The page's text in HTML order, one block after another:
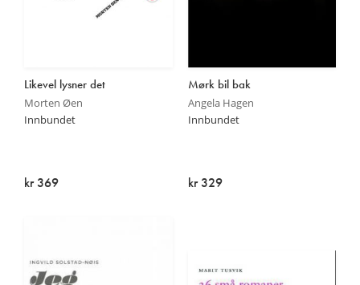
Likevel lysner det
Morten Øen
Innbundet
kr 369
Mørk bil bak
Angela Hagen
Innbundet
kr 329